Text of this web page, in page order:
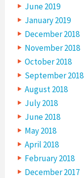
June 2019
January 2019
December 2018
November 2018
October 2018
September 2018
August 2018
July 2018
June 2018
May 2018
April 2018
February 2018
December 2017